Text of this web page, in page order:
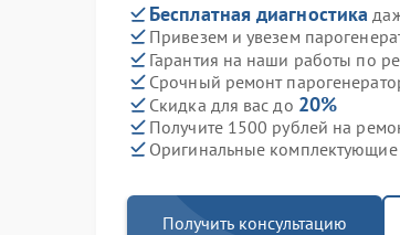
Бесплатная диагностика
Привезем и увезем
Гарантия на наши работы по
Срочный ремонт
Скидка для вас до 20%
Получите 1500 рублей на
Оригинальные комплектующие
Получить консультацию